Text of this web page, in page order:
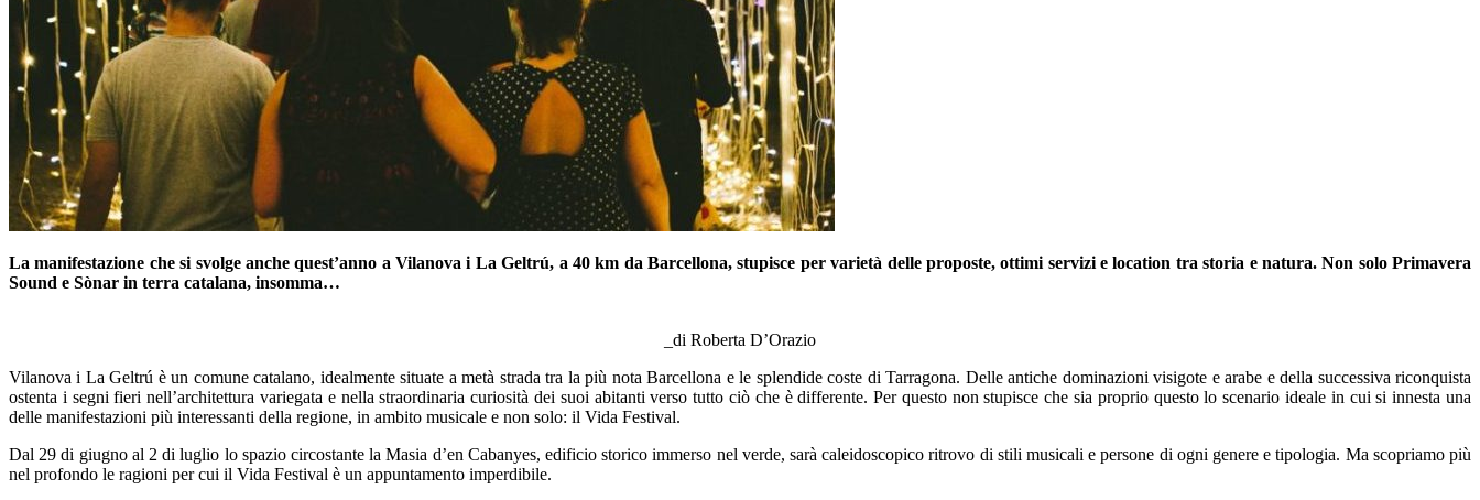
La manifestazione che si svolge anche quest’anno a Vilanova i La Geltrú, a 40 km da Barcellona, stupisce per varietà delle proposte, ottimi servizi e location tra storia e natura. Non solo Primavera
Sound e Sònar in terra catalana, insomma…
_di Roberta D’Orazio
Vilanova i La Geltrú è un comune catalano, idealmente situate a metà strada tra la più nota Barcellona e le splendide coste di Tarragona. Delle antiche dominazioni visigote e arabe e della successiva riconquista
ostenta i segni fieri nell’architettura variegata e nella straordinaria curiosità dei suoi abitanti verso tutto ciò che è differente. Per questo non stupisce che sia proprio questo lo scenario ideale in cui si innesta una
delle manifestazioni più interessanti della regione, in ambito musicale e non solo: il Vida Festival.
Dal 29 di giugno al 2 di luglio lo spazio circostante la Masia d’en Cabanyes, edificio storico immerso nel verde, sarà caleidoscopico ritrovo di stili musicali e persone di ogni genere e tipologia. Ma scopriamo più
nel profondo le ragioni per cui il Vida Festival è un appuntamento imperdibile.